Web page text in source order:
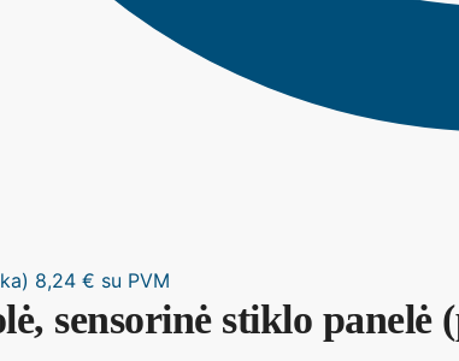
8,24 € su PVM
sensorinė stiklo panelė